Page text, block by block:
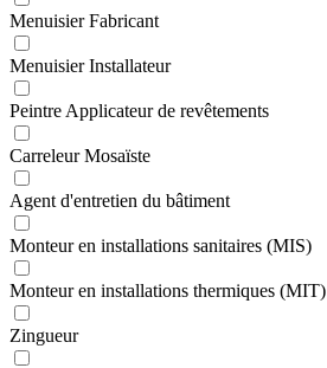
Menuisier Fabricant
Menuisier Installateur
Peintre Applicateur de revêtements
Carreleur Mosaïste
Agent d'entretien du bâtiment
Monteur en installations sanitaires (MIS)
Monteur en installations thermiques (MIT)
Zingueur